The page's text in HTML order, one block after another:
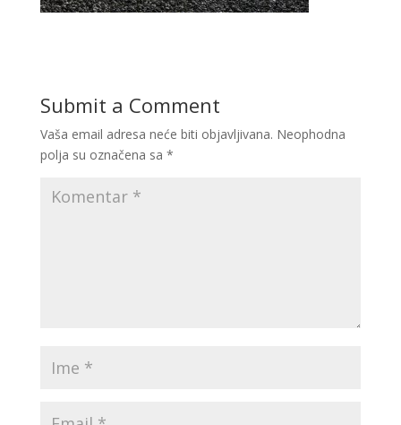
Submit a Comment
Vaša email adresa neće biti objavljivana. Neophodna
polja su označena sa *